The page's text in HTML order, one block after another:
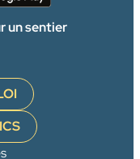
un sentier